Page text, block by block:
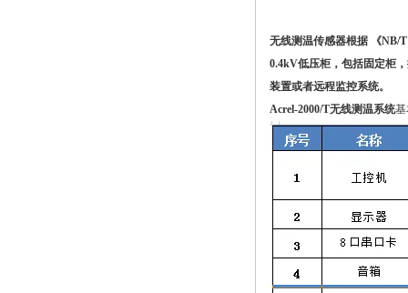
无线测温传感器根据 《NB/
0.4kV低压柜，包括固定柜
装置或者远程监控系统。
Acrel-2000/T无线测温系统